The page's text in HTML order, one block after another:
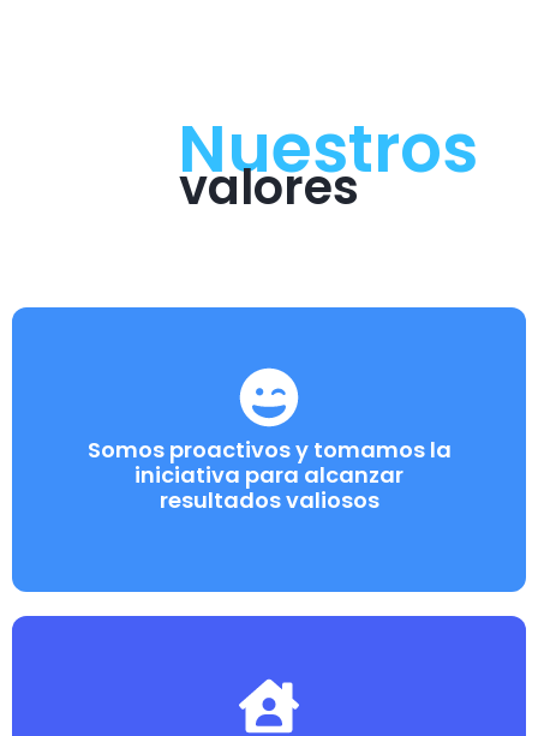
Nuestros
valores
Somos proactivos y tomamos la
iniciativa para alcanzar
resultados valiosos